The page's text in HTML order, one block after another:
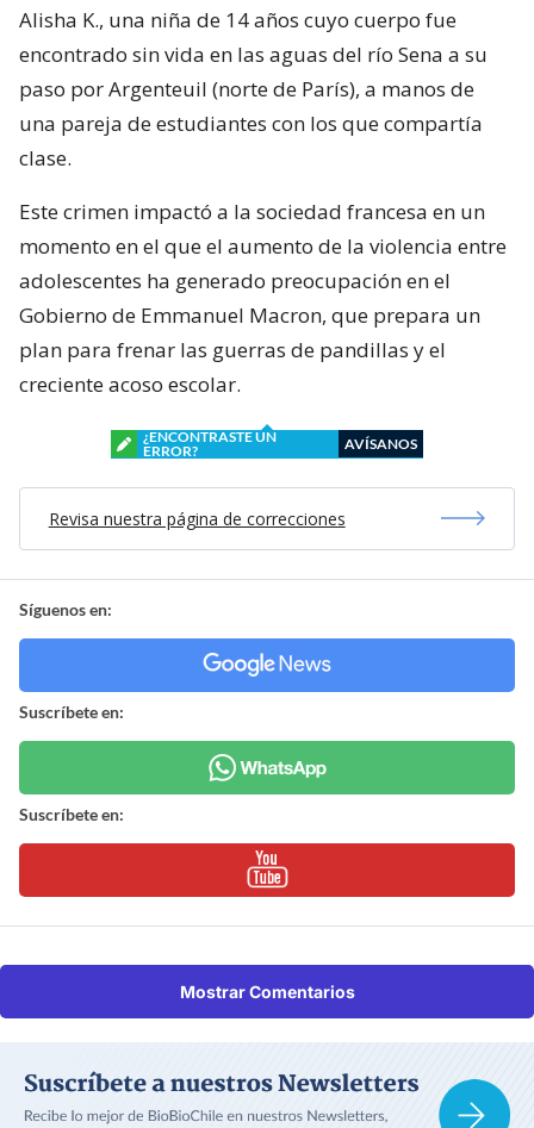
Alisha K., una niña de 14 años cuyo cuerpo fue
encontrado sin vida en las aguas del río Sena a su
paso por Argenteuil (norte de París), a manos de
una pareja de estudiantes con los que compartía
clase.
Este crimen impactó a la sociedad francesa en un
momento en el que el aumento de la violencia entre
adolescentes ha generado preocupación en el
Gobierno de Emmanuel Macron, que prepara un
plan para frenar las guerras de pandillas y el
creciente acoso escolar.
¿ENCONTRASTE UN
ERROR?
AVÍSANOS
Revisa nuestra página de correcciones
Síguenos en:
Suscríbete en:
Suscríbete en:
Mostrar Comentarios